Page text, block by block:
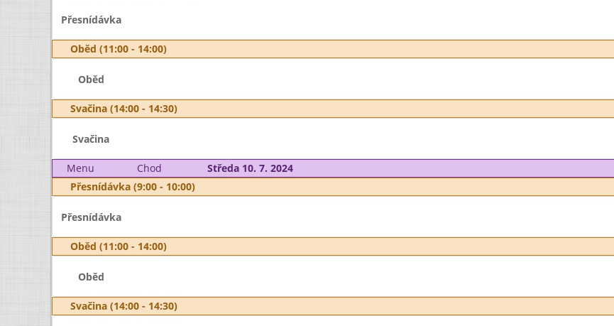
Přesnídávka
Oběd (11:00 - 14:00)
Oběd
Svačina (14:00 - 14:30)
Svačina
Menu Chod
Středa 10. 7. 2024
Přesnídávka (9:00 - 10:00)
Přesnídávka
Oběd (11:00 - 14:00)
Oběd
Svačina (14:00 - 14:30)